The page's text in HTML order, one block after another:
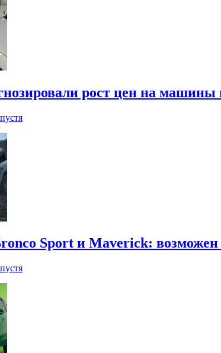
рост цен на
Sport и Maverick: возможен